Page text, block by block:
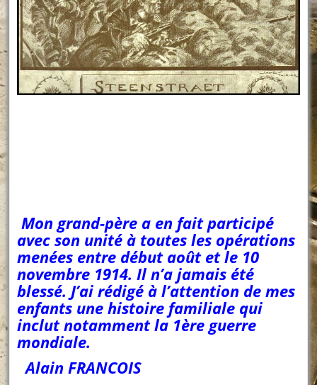
Mon grand-père a en fait participé
avec son unité à toutes les opérations
menées entre début août et le 10
novembre 1914. Il n’a jamais été
blessé. J’ai rédigé à l’attention de mes
enfants une histoire familiale qui
inclut notamment la 1ère guerre
mondiale.
Alain FRANCOIS